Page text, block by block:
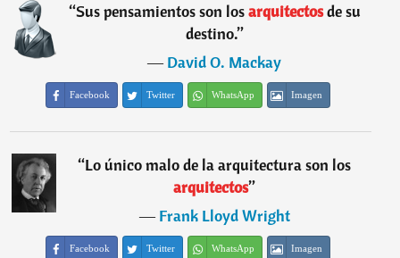
“Sus pensamientos son losarquitectosde su
destino.”
―David O. Mackay
Facebook Twitter WhatsApp Imagen
“Lo único malo de la arquitectura son los
arquitectos”
―Frank Lloyd Wright
Facebook Twitter WhatsApp Imagen